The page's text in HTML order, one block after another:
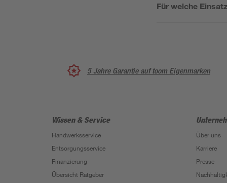
Für welche
5 Jahre Garantie auf toom Eigenmarken
Wissen & Service
Handwerksservice
Entsorgungsservice
Finanzierung
Übersicht Ratgeber
Über uns
Karriere
Presse